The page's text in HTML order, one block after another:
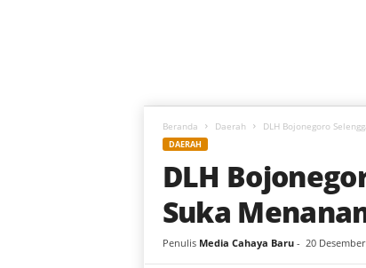
Beranda Daerah DLH Bojonegoro
DAERAH
DLH
Suka
Penulis Media Cahaya Baru- 20